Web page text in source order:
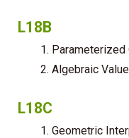
L18B
1. Parameterized
2. Algebraic Value
L18C
1. Geometric